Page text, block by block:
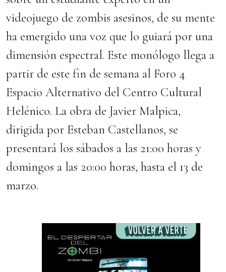
videojuego de zombis asesinos, de su mente
ha emergido una voz que lo guiará por una
dimensión espectral. Este monólogo llega a
partir de este fin de semana al Foro 4
Espacio Alternativo del Centro Cultural
Helénico. La obra de Javier Malpica,
dirigida por Esteban Castellanos, se
presentará los sábados a las 21:00 horas y
domingos a las 20:00 horas, hasta el 13 de
marzo.